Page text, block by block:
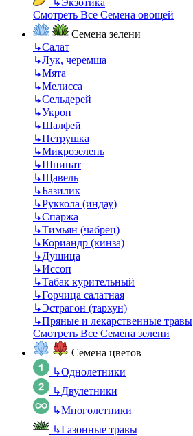
Смотреть Все Семена овощей
Семена зелени
↳Салат
↳Лук, черемша
↳Мята
↳Мелисса
↳Сельдерей
↳Укроп
↳Шалфей
↳Петрушка
↳Микрозелень
↳Шпинат
↳Щавель
↳Базилик
↳Руккола (индау)
↳Спаржа
↳Тимьян (чабрец)
↳Кориандр (кинза)
↳Душица
↳Иссоп
↳Табак курительный
↳Горчица салатная
↳Эстрагон (тархун)
↳Пряные и лекарственные травы
Смотреть Все Семена зелени
Семена цветов
↳Однолетники
↳Двулетники
↳Многолетники
↳Газонные травы